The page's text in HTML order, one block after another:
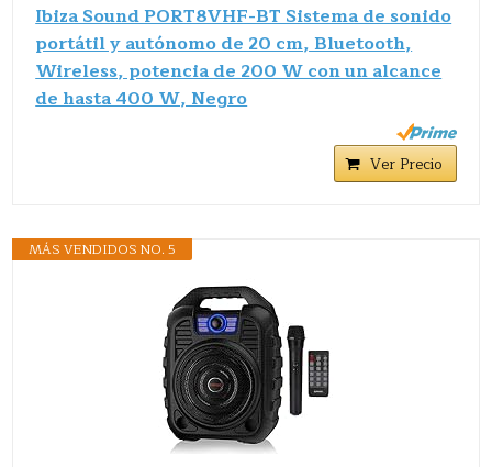
Ibiza Sound PORT8VHF-BT Sistema de sonido
portátil y autónomo de 20 cm, Bluetooth,
Wireless, potencia de 200 W con un alcance
de hasta 400 W, Negro
Ver Precio
MÁS VENDIDOS NO. 5